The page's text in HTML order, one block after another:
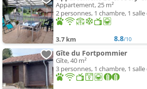
Appartement, 25 m²
2 personnes, 1 chambre, 1
3.7 km 8.8/10
Gîte du Fortpommier
Gîte, 40 m²
3 personnes, 1 chambre, 1